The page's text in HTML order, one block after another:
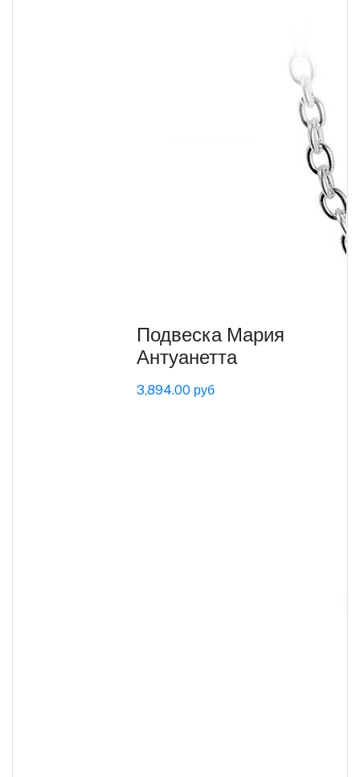
Подвеска Мария
Антуанетта
3,894.00 руб